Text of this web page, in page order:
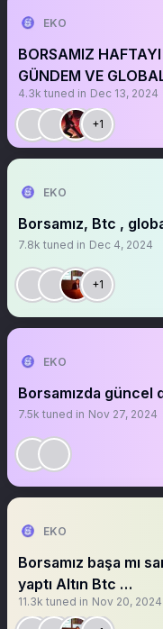
EKO
BORSAMIZ HAFTAYI
GÜNDEM VE
4.3k tuned in Dec 13, 2024
+1
EKO
Borsamız,
7.8k tuned in Dec 4, 2024
+1
EKO
Borsamızda güncel
7.5k tuned in Nov 27, 2024
EKO
Borsamız başa mı sarıyor Biden gider ayak sürpriz
yaptı Altın Btc …
11.3k tuned in Nov 20, 2024